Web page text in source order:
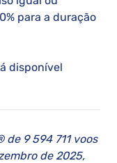
para a duração
disponível
9 594 711 voos
de 2025,